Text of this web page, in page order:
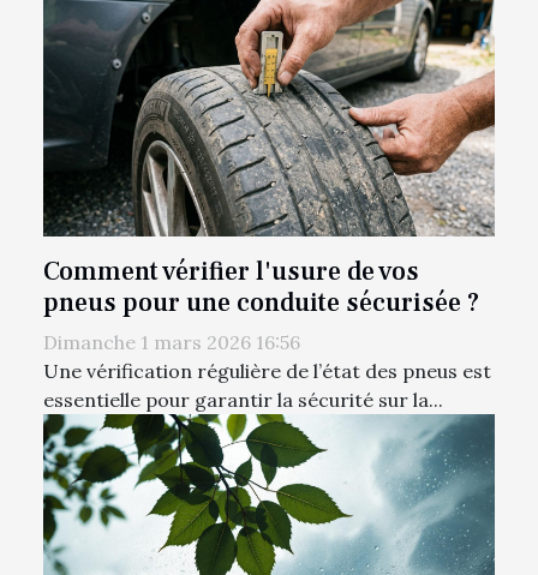
Comment vérifier l'usure de vos
pneus pour une conduite sécurisée ?
Dimanche 1 mars 2026 16:56
Une vérification régulière de l’état des pneus est
essentielle pour garantir la sécurité sur la...